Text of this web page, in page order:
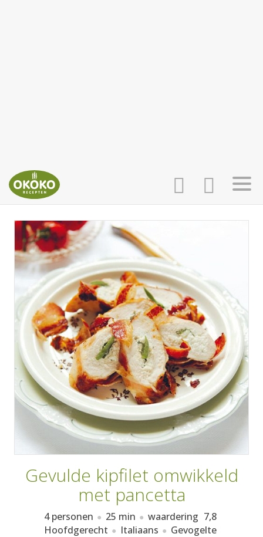
AANMELDEN
HOME
RECEPTEN
WEEKMENU'S
KOOKBOEKEN
Gevulde kipfilet omwikkeld
met pancetta
4 personen 25 min waardering 7,8
Hoofdgerecht
Italiaans Gevogelte